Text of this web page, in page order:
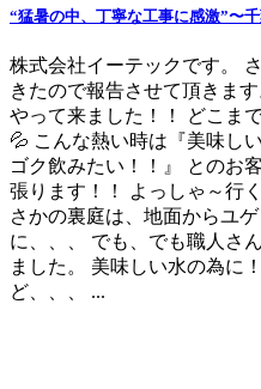
“猛暑の中、丁寧な工事に感激”〜
株式会社イーテックです。
きたので報告させて頂きま
やって来ました！！ どこま
💦 こんな熱い時は『美味し
ゴク飲みたい！！』 とのお
張ります！！ よっしゃ～行
さかの裏庭は、地面からユ
に、、、 でも、でも職人さ
ました。 美味しい水の為に
ど、、、 ...